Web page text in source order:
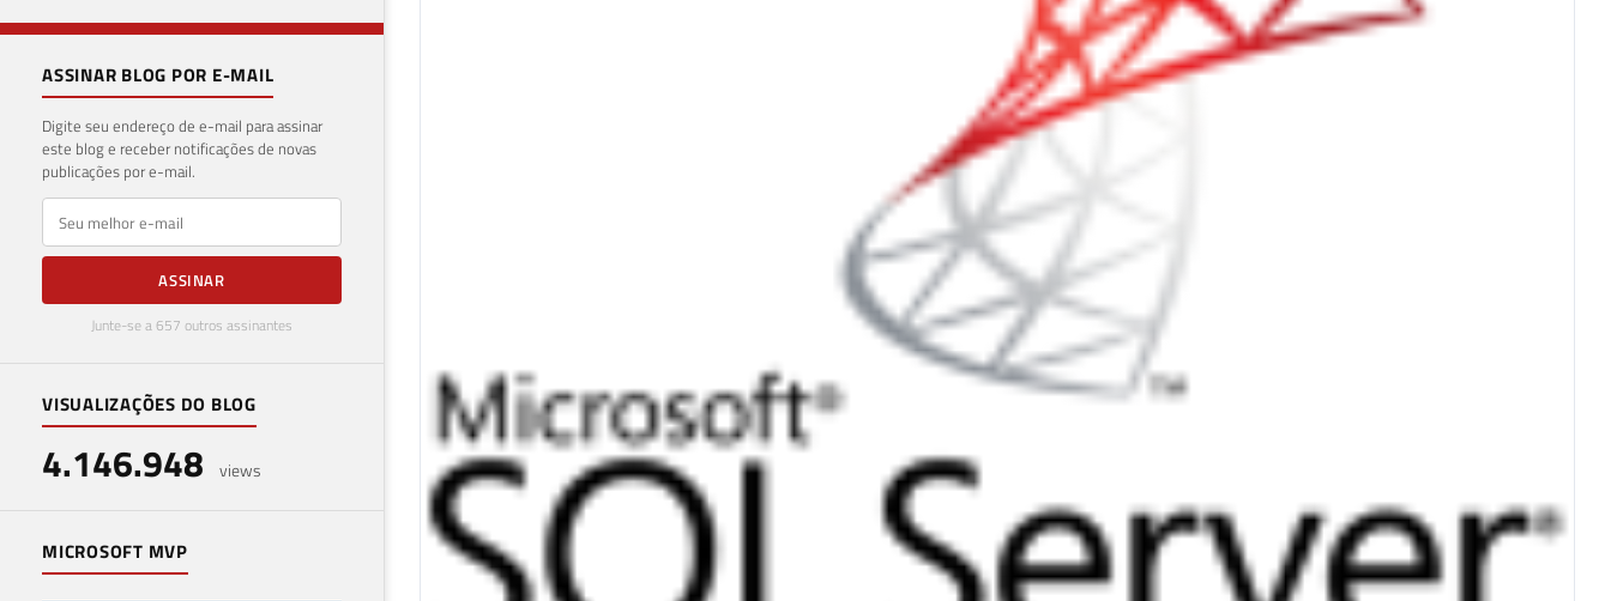
ASSINAR BLOG POR E-MAIL
Digite seu endereço de e-mail para assinar
este blog e receber notificações de novas
publicações por e-mail.
E-mail
ASSINAR
Junte-se a 657 outros assinantes
VISUALIZAÇÕES DO BLOG
4.146.948 views
MICROSOFT MVP